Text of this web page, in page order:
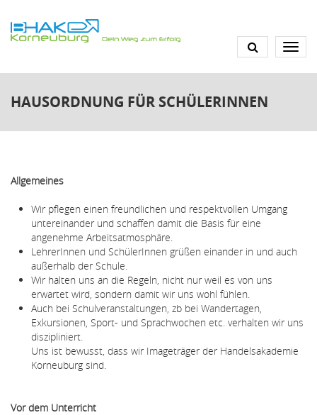
main
HAUSORDNUNG FÜR SCHÜLERINNEN
Allgemeines
Wir pflegen einen freundlichen und respektvollen Umgang
untereinander und schaffen damit die Basis für eine
angenehme Arbeitsatmosphäre.
LehrerInnen und SchülerInnen grüßen einander in und auch
außerhalb der Schule.
Wir halten uns an die Regeln, nicht nur weil es von uns
erwartet wird, sondern damit wir uns wohl fühlen.
Auch bei Schulveranstaltungen, zb bei Wandertagen,
Exkursionen, Sport- und Sprachwochen etc. verhalten wir uns
diszipliniert.
Uns ist bewusst, dass wir Imageträger der Handelsakademie
Korneuburg sind.
Vor dem Unterricht